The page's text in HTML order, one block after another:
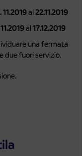
11.2019al 22.11.2019
al 17.12.2019
una fermata
due fuori servizio.